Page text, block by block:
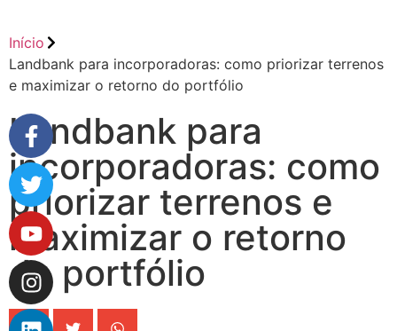
Início
Landbank para incorporadoras: como priorizar terrenos
e maximizar o retorno do portfólio
Landbank para
incorporadoras: como
priorizar terrenos e
maximizar o retorno
do portfólio